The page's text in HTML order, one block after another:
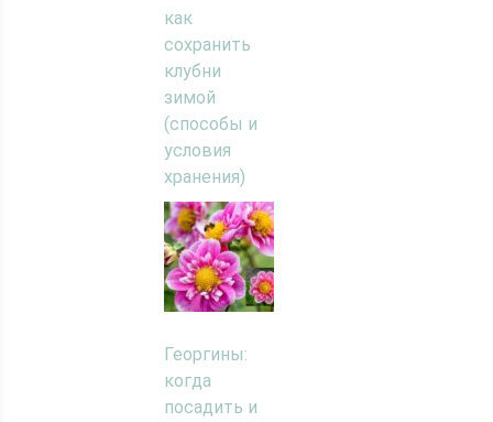
как
сохранить
клубни
зимой
(способы и
условия
хранения)
Георгины:
когда
посадить и